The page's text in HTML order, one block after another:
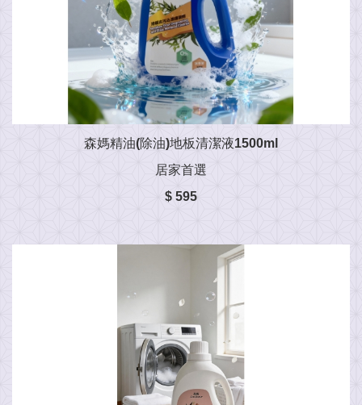
森媽精油(除油)地板清潔液1500ml
居家首選
$ 595